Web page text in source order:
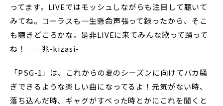
ってます。LIVEではモッシュしながらも注目して聴いて
みてね。コーラスも一生懸命声張って録ったから、そこ
も聴きどころかな。是非LIVEに来てみんな歌って踊って
ね！──兆-kizasi-
「PSG-1」は、これからの夏のシーズンに向けてバカ騒
ぎできるような楽しい曲になってるよ！元気がない時、
落ち込んだ時、ギャグがすべった時とかにこれを聞くと